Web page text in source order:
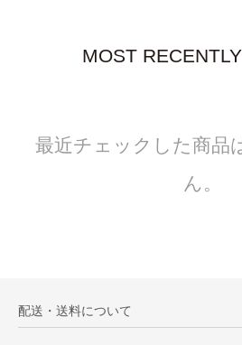
MOST
最近チェックした商品
ん。
配送・送料について